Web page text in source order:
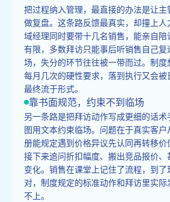
把过程纳入管理，最直接的办法是让主
做复盘。这条路反馈最真实，却撞上
域经理同时要带十几名销售，能亲自
有限，多数拜访只能事后听销售自己
场，失分的环节往往被一带而过。制
每月几次的硬性要求，落到执行又会被
最终流于形式。
靠书面规范，约束不到临场
另一条路是把拜访动作写成更细的话
图用文本约束临场。问题在于真实客
册能规定遇到价格异议先认同再转移价
接下来追问折扣幅度、搬出竞品报价
变化。销售在课堂上记住了流程，到
对，制度规定的标准动作和拜访里实
不上。